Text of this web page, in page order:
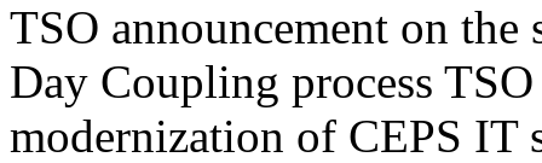
TSO announcement on
Day Coupling process
modernization of CEPS IT